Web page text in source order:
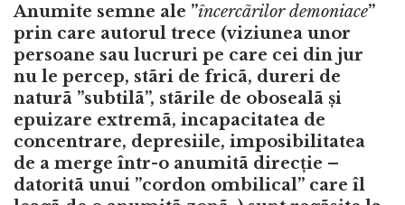
Anumite semne ale ”încercãrilor demoniace”
prin care autorul trece (viziunea unor
persoane sau lucruri pe care cei din jur
nu le percep, stãri de fricã, dureri de
naturã ”subtilã”, stãrile de obosealã și
epuizare extremã, incapacitatea de
concentrare, depresiile, imposibilitatea
de a merge într-o anumitã direcție –
datoritã unui ”cordon ombilical” care îl